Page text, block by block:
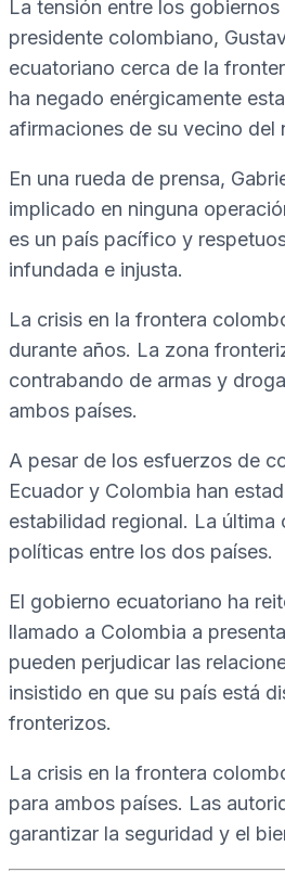
La tensión entre los
presidente colombiano,
ecuatoriano cerca de la
ha negado enérgicamente
afirmaciones de su vecino del
En una rueda de prensa,
implicado en ninguna
es un país pacífico y
infundada e injusta.
La crisis en la frontera
durante años. La zona
contrabando de armas y
ambos países.
A pesar de los esfuerzos de
Ecuador y Colombia han
estabilidad regional. La última
políticas entre los dos países.
El gobierno ecuatoriano ha
llamado a Colombia a
pueden perjudicar las
insistido en que su país está
fronterizos.
La crisis en la frontera
para ambos países. Las
garantizar la seguridad y el